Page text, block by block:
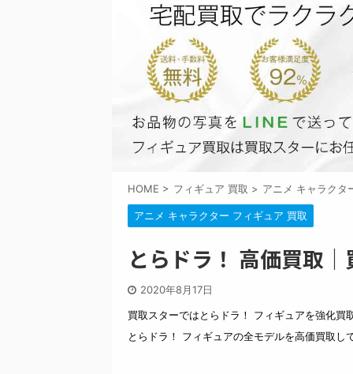
HOME > フィギュア 買取 > アニメ キャラクタ
アニメ キャラクター フィギュア 買取
とらドラ！ 高価買取
2020年8月17日
買取スターではとらドラ！ フィギュアを強化
とらドラ！ フィギュアの全モデルを高価買取し